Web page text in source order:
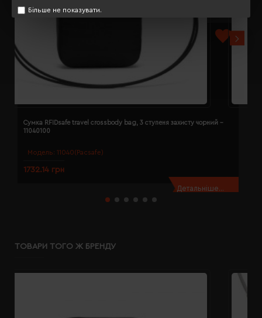
Більше не показувати.
Модель: 11040(Pacsafe)
Сумка RFIDsafe travel crossbody bag, 3 ступеня захисту чорний -
11040100
1732.14 грн
Детальніше...
ТОВАРИ ТОГО Ж БРЕНДУ